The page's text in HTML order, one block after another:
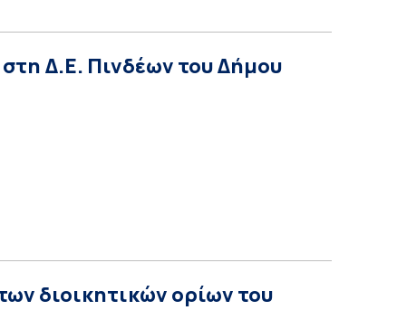
Δ.Ε. Πινδέων του Δήμου
διοικητικών ορίων του